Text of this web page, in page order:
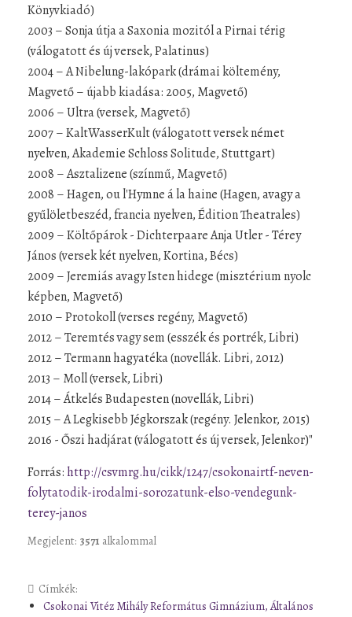
Könyvkiadó)
2003 – Sonja útja a Saxonia mozitól a Pirnai térig
(válogatott és új versek, Palatinus)
2004 – A Nibelung-lakópark (drámai költemény,
Magvető – újabb kiadása: 2005, Magvető)
2006 – Ultra (versek, Magvető)
2007 – KaltWasserKult (válogatott versek német
nyelven, Akademie Schloss Solitude, Stuttgart)
2008 – Asztalizene (színmű, Magvető)
2008 – Hagen, ou l'Hymne á la haine (Hagen, avagy a
gyűlöletbeszéd, francia nyelven, Édition Theatrales)
2009 – Költőpárok - Dichterpaare Anja Utler - Térey
János (versek két nyelven, Kortina, Bécs)
2009 – Jeremiás avagy Isten hidege (misztérium nyolc
képben, Magvető)
2010 – Protokoll (verses regény, Magvető)
2012 – Teremtés vagy sem (esszék és portrék, Libri)
2012 – Termann hagyatéka (novellák. Libri, 2012)
2013 – Moll (versek, Libri)
2014 – Átkelés Budapesten (novellák, Libri)
2015 – A Legkisebb Jégkorszak (regény. Jelenkor, 2015)
2016 - Őszi hadjárat (válogatott és új versek, Jelenkor)"
Forrás: http://csvmrg.hu/cikk/1247/csokonairtf-neven-
folytatodik-irodalmi-sorozatunk-elso-vendegunk-
terey-janos
Megjelent: 3571 alkalommal
Címkék:
Csokonai Vitéz Mihály Református Gimnázium, Általános